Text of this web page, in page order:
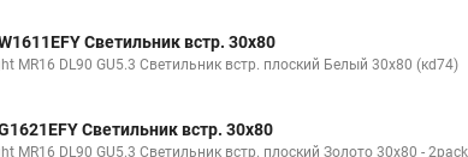
Светильник встр. 30x80
MR16 DL90 GU5.3 Светильник встр. плоский Белый 30x80 (кd74)
Светильник встр. 30x80
MR16 DL90 GU5.3 Светильник встр. плоский Золото 30x80 -